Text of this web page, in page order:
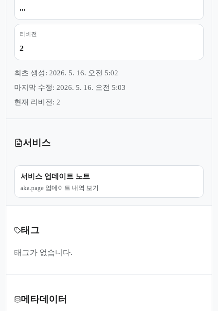
...
리비전
2
최초 생성: 2026. 5. 16. 오전 5:02
마지막 수정: 2026. 5. 16. 오전 5:03
현재 리비전: 2
서비스
서비스 업데이트 노트
aka.page 업데이트 내역 보기
태그
태그가 없습니다.
메타데이터